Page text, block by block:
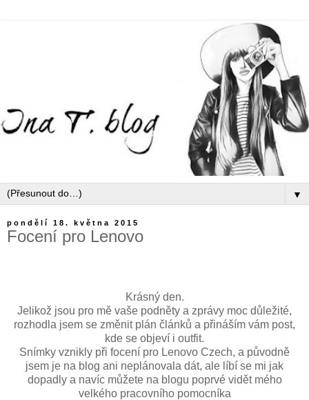
▼
pondělí 18. května 2015
Focení pro Lenovo
Krásný den.
Jelikož jsou pro mě vaše podněty a zprávy moc důležité,
rozhodla jsem se změnit plán článků a přináším vám post,
kde se objeví i outfit.
Snímky vznikly při focení pro Lenovo Czech, a původně
jsem je na blog ani neplánovala dát, ale líbí se mi jak
dopadly a navíc můžete na blogu poprvé vidět mého
velkého pracovního pomocníka